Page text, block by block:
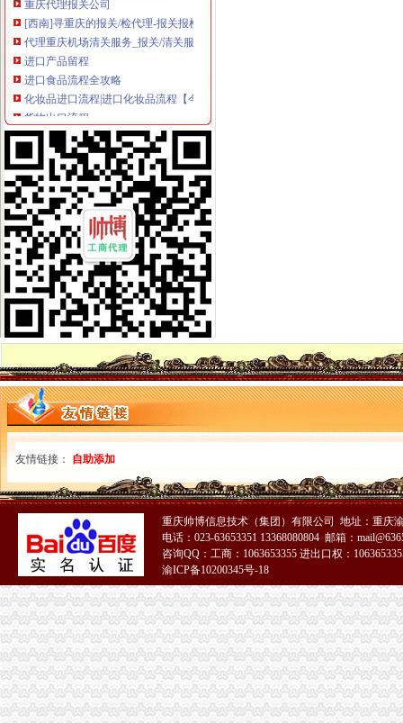
[西南]寻重庆的报关/检代理-报关报检-福步外贸论坛（FOBBusiness
代理重庆机场清关服务_报关/清关服务价格_报关/清关服务相关求购,
进口产品留程
进口食品流程全攻略
化妆品进口流程|进口化妆品流程【今日推荐网】
货物出口流程
《出口货物报关流程》100篇第一文库网
货物进出口业务流程简介-上海宝森供应链管理有限公司
出口代理公司
中国进出口代理网-进出口代理外贸综合服务平台
进口代理_进口代理公司_出口代理_出口代理公司_宁波瓯伟嘉工贸有限
海关物流公司
海关服务促外贸利好富家水运外贸物流公司诞生_网易财经
海拉尔海关关于天津畅通物流有限公司逾期未领取保证金相关况的公
海关清关公司
越南铁矿石_越南铁矿石进口清关服务、上海进口清关公司、海关推荐
深圳机场海关清关代理找哪家？|诺金报关公司-11经验深圳报关行
重庆报关公司
【香港至重庆报关公司】_香港至重庆报关公司厂家批发-虎易网
第3页重庆报关行公司提供报关报验服务重庆报关行查询-锦程物流网公
重庆进出口公司
重庆玖佰进出口有限公司
重庆蕾碧进出口贸易有限公司
出口许可证
货物出口许可证管理办法-
货物出口许可证管理办法
注册出口贸易公司
注册进出口贸易公司公司注册流程【今日推荐网-佛山工商/税务/财务】
上海自贸区注册进出口贸易公司新流程解析-商务服务
如何注册外贸公司
宝安注册外贸公司需要多长时间？办理外贸公司工商注册具体流程_深
2017如何注册一个外贸公司
外贸公司注册流程
宁波装饰公司注册流程、注册宁波外贸公司费用_一路发发B2B电子商
【佛山进出口公司注册_进出口公司注册流程_进出口公司注册代理】-
外贸公司注册资金
外贸公司注册的流程
英国公司注册资金【宁波外贸吧】_百度贴吧
友情链接： 自助添加
重庆帅博信息技术（集团）有限公司 地址：重庆
电话：023-63653351 13368080804 邮箱：
咨询QQ：工商：1063653355 进出口权：
渝ICP备10200345号-18